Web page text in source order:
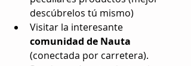
descúbrelos tú mismo)
Visitar la interesante
comunidad de Nauta
(conectada por carretera).